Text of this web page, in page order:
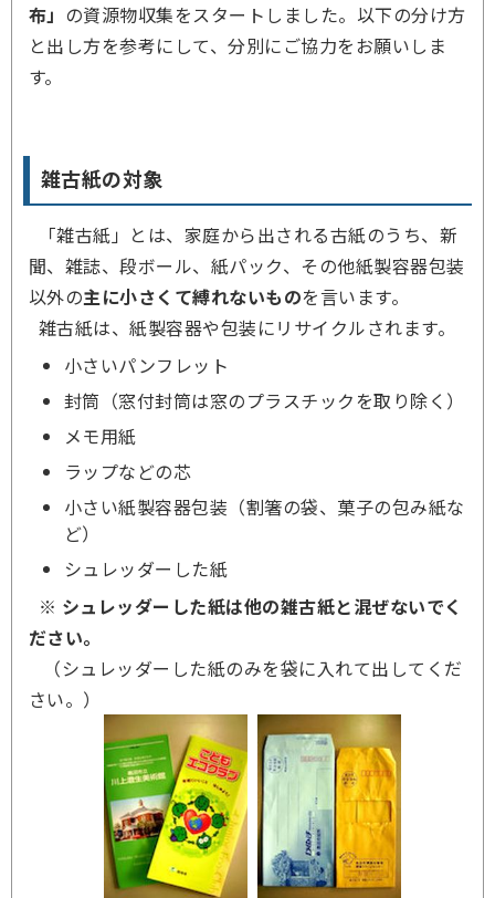
布」 の資源物収集をスタートしました。以下の分け方
と出し方を参考にして、分別にご協力をお願いしま
す。
雑古紙の対象
「雑古紙」とは、家庭から出される古紙のうち、新
聞、雑誌、段ボール、紙パック、その他紙製容器包装
以外の主に小さくて縛れないものを言います。
雑古紙は、紙製容器や包装にリサイクルされます。
小さいパンフレット
封筒（窓付封筒は窓のプラスチックを取り除く）
メモ用紙
ラップなどの芯
小さい紙製容器包装（割箸の袋、菓子の包み紙な
ど）
シュレッダーした紙
※ シュレッダーした紙は他の雑古紙と混ぜないでく
ださい。
（シュレッダーした紙のみを袋に入れて出してくだ
さい。）